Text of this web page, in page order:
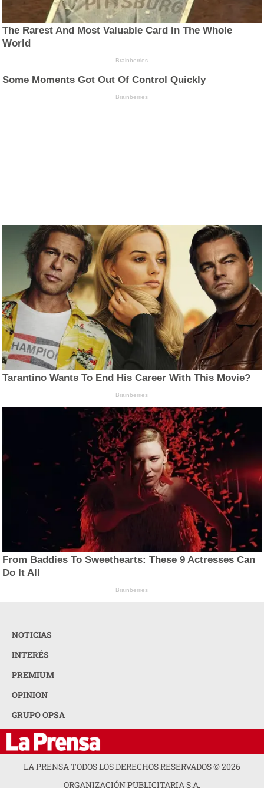
The Rarest And Most Valuable Card In The Whole
World
Brainberries
Some Moments Got Out Of Control Quickly
Brainberries
Tarantino Wants To End His Career With This Movie?
Brainberries
From Baddies To Sweethearts: These 9 Actresses Can
Do It All
Brainberries
NOTICIAS
INTERÉS
PREMIUM
OPINION
GRUPO OPSA
LA PRENSA TODOS LOS DERECHOS RESERVADOS ©2026
ORGANIZACIÓN PUBLICITARIA S.A.